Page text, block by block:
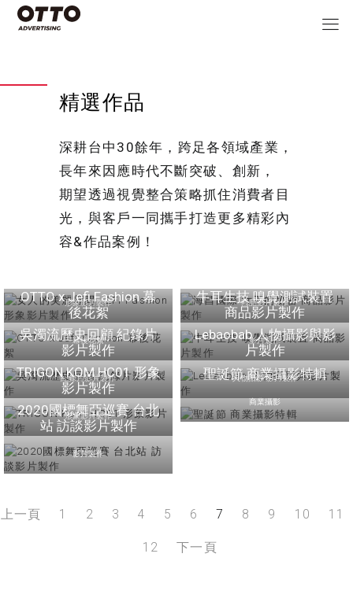
精選作品
深耕台中30餘年，跨足各領域產業，
長年來因應時代不斷突破、創新，
期望透過視覺整合策略抓住消費者目
光，與客戶一同攜手打造更多精彩內
容&作品案例！
形象影片製作 商品影片製作
OTTO x Jefi Fashion 幕
後花絮
幕後花絮
牛耳生技 嗅覺測試裝置
商品影片製作
影片製作
吳濁流歷史回顧 紀錄片
影片製作
紀錄片影片製作
Lebaobab 人物攝影與影
片製作
人物攝影 影片製作
TRIGON KOM HC01 形象
影片製作
形象影片製作
聖誕節 商業攝影特輯
商業攝影
2020國標舞亞巡賽 台北
站 訪談影片製作
影片製作
上一頁 1 2 3 4 5 6 7 8 9 10 11
12 下一頁